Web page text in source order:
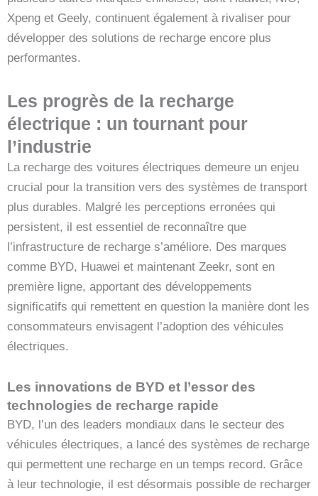
Xpeng et Geely, continuent également à rivaliser pour
développer des solutions de recharge encore plus
performantes.
Les progrès de la recharge
électrique : un tournant pour
l’industrie
La recharge des voitures électriques demeure un enjeu
crucial pour la transition vers des systèmes de transport
plus durables. Malgré les perceptions erronées qui
persistent, il est essentiel de reconnaître que
l’infrastructure de recharge s’améliore. Des marques
comme BYD, Huawei et maintenant Zeekr, sont en
première ligne, apportant des développements
significatifs qui remettent en question la manière dont les
consommateurs envisagent l’adoption des véhicules
électriques.
Les innovations de BYD et l’essor des
technologies de recharge rapide
BYD, l’un des leaders mondiaux dans le secteur des
véhicules électriques, a lancé des systèmes de recharge
qui permettent une recharge en un temps record. Grâce
à leur technologie, il est désormais possible de recharger